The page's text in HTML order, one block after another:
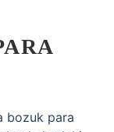
bozuk para